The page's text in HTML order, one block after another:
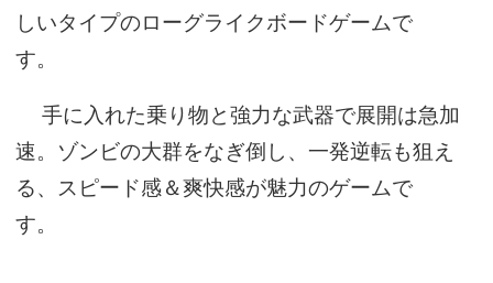
しいタイプのローグライクボードゲームで
す。
手に入れた乗り物と強力な武器で展開は急加
速。ゾンビの大群をなぎ倒し、一発逆転も狙え
る、スピード感＆爽快感が魅力のゲームで
す。